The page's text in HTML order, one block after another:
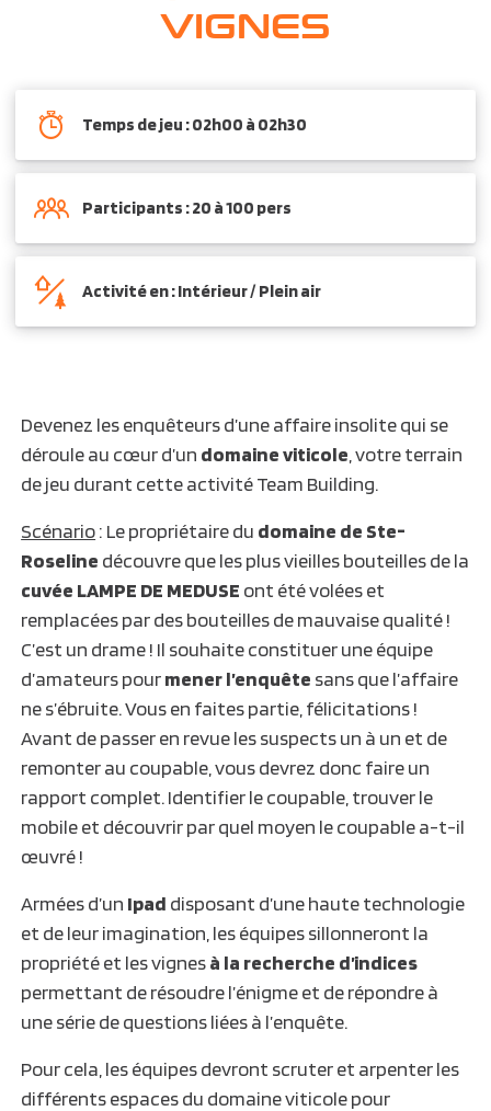
VIGNES
Temps de jeu : 02h00 à 02h30
Participants : 20 à 100 pers
Activité en : Intérieur / Plein air
Devenez les enquêteurs d’une affaire insolite qui se
déroule au cœur d’un domaine viticole , votre terrain
de jeu durant cette activité Team Building.
Scénario: Le propriétaire du domaine de Ste-
Roseline découvre que les plus vieilles bouteilles de la
cuvée LAMPE DE MEDUSE ont été volées et
remplacées par des bouteilles de mauvaise qualité !
C’est un drame ! Il souhaite constituer une équipe
d’amateurs pourmener l’enquête sans que l’affaire
ne s’ébruite. Vous en faites partie, félicitations !
Avant de passer en revue les suspects un à un et de
remonter au coupable, vous devrez donc faire un
rapport complet. Identifier le coupable, trouver le
mobile et découvrir par quel moyen le coupable a-t-il
œuvré !
Armées d’un Ipad disposant d’une haute technologie
et de leur imagination, les équipes sillonneront la
propriété et les vignesà la recherche d’indices
permettant de résoudre l’énigme et de répondre à
une série de questions liées à l’enquête.
Pour cela, les équipes devront scruter et arpenter les
différents espaces du domaine viticole pour